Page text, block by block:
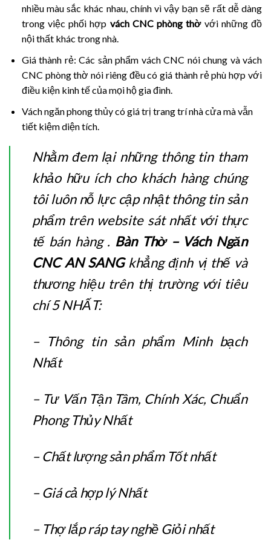
nhiều màu sắc khác nhau, chính vì vậy bạn sẽ rất dễ dàng
trong việc phối hợp vách CNC phòng thờvới những đồ
nội thất khác trong nhà.
Giá thành rẻ: Các sản phẩm vách CNC nói chung và vách
CNC phòng thờ nói riêng đều có giá thành rẻ phù hợp với
điều kiện kinh tế của mọi hộ gia đình.
Vách ngăn phong thủy có giá trị trang trí nhà cửa mà vẫn
tiết kiệm diện tích.
Nhằm đem lại những thông tin tham
khảo hữu ích cho khách hàng chúng
tôi luôn nỗ lực cập nhật thông tin sản
phẩm trên website sát nhất với thực
tế bán hàng . Bàn Thờ – Vách Ngăn
CNC AN SANGkhẳng định vị thế và
thương hiệu trên thị trường với tiêu
chí 5 NHẤT:
– Thông tin sản phẩm Minh bạch
Nhất
– Tư Vấn Tận Tâm, Chính Xác, Chuẩn
Phong Thủy Nhất
– Chất lượng sản phẩm Tốt nhất
– Giá cả hợp lý Nhất
– Thợ lắp ráp tay nghề Giỏi nhất